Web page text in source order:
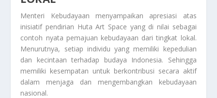
Menteri Kebudayaan menyampaikan apresiasi atas
inisiatif pendirian Huta Art Space yang di nilai sebagai
contoh nyata pemajuan kebudayaan dari tingkat lokal.
Menurutnya, setiap individu yang memiliki kepedulian
dan kecintaan terhadap budaya Indonesia. Sehingga
memiliki kesempatan untuk berkontribusi secara aktif
dalam menjaga dan mengembangkan kebudayaan
nasional.